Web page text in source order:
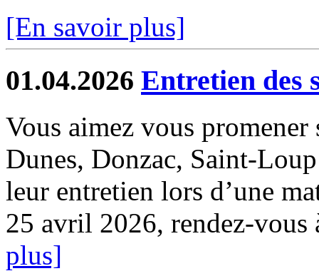
[En savoir plus]
01.04.2026 Entretien des
Vous aimez vous
Dunes, Donzac, Saint-
leur entretien lors d’une
25 avril 2026, rendez-vous
plus]